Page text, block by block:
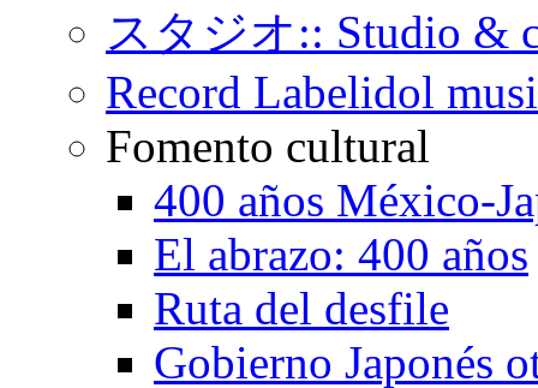
スタジオ:: Studio &
Record Labelidol
Fomento cultural
400 años México-
El abrazo: 400 años
Ruta del desfile
Gobierno Japonés